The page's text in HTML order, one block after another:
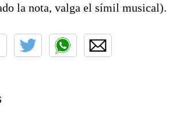
la nota, valga el símil musical).